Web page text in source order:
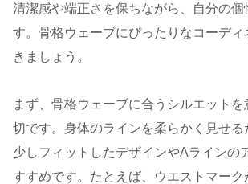
清潔感や端正さを保ちながら、自分の個
す。骨格ウェーブにぴったりなコーディ
きましょう。
まず、骨格ウェーブに合うシルエット
切です。身体のラインを柔らかく見せる
少しフィットしたデザインやAラインの
すすめです。たとえば、ウエストマーク